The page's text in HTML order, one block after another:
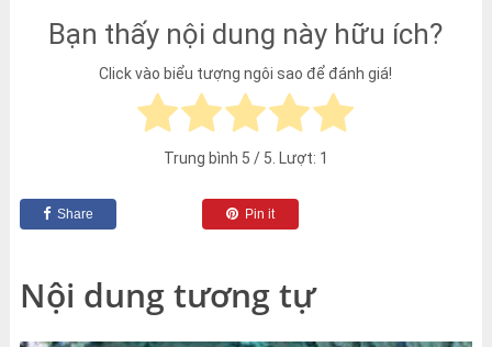
Bạn thấy nội dung này hữu ích?
Click vào biểu tượng ngôi sao để đánh giá!
Trung bình 5 / 5. Lượt: 1
Share Pin it
Nội dung tương tự